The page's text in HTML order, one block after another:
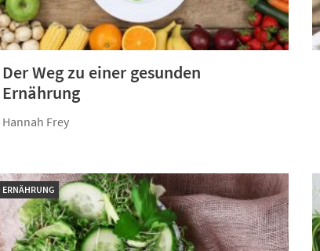
Der Weg zu einer gesunden
Ernährung
Hannah Frey
ERNÄHRUNG